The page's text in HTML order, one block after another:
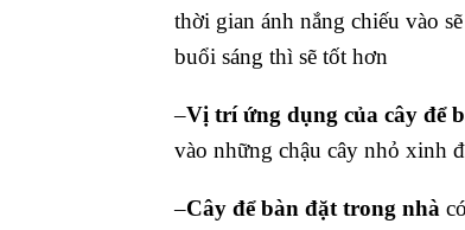
thời gian ánh nắng chiếu vào
buổi sáng thì sẽ tốt hơn
–Vị trí ứng dụng của cây để
vào những chậu cây nhỏ xinh
–Cây để bàn đặt trong nhà